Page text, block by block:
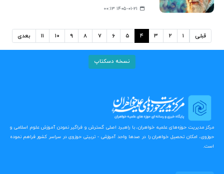
۱۴۰۵-۰۱-۲۱ ۰۰:۱۳
قبلی ۱ ۲ ۳ ۴ ۵ ۶ ۷ ۸ ۹ ۱۰ ۱۱ بعدی
نسخه دسکتاپ
مرکز مدیریت حوزه‌های علمیه خواهران، با راهبرد اصلی گسترش و فراگیر نمودن آموزش علوم اسلامی و
حوزوی، امکان تحصیل خواهران را در صدها واحد آموزشی - تربیتی حوزوی در سراسر کشور فراهم نموده
است.